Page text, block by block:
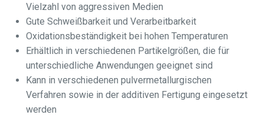
Vielzahl von aggressiven Medien
Gute Schweißbarkeit und Verarbeitbarkeit
Oxidationsbeständigkeit bei hohen Temperaturen
Erhältlich in verschiedenen Partikelgrößen, die für
unterschiedliche Anwendungen geeignet sind
Kann in verschiedenen pulvermetallurgischen
Verfahren sowie in der additiven Fertigung eingesetzt
werden